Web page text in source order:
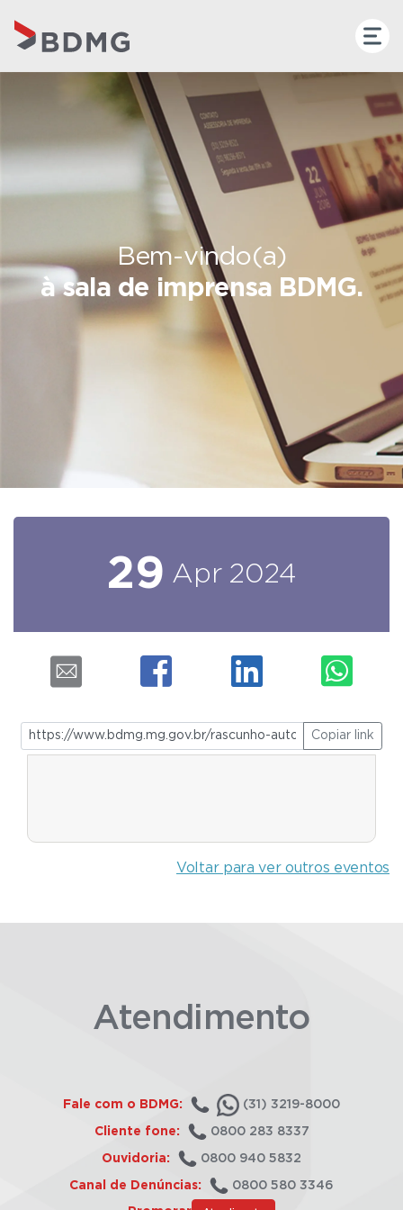
Bem-vindo(a)
à sala de imprensa BDMG.
29 Apr 2024
Copiar link
Voltar para ver outros eventos
Atendimento
Fale com o BDMG: (31) 3219-8000
Cliente fone: 0800 283 8337
Ouvidoria: 0800 940 5832
Canal de Denúncias: 0800 580 3346